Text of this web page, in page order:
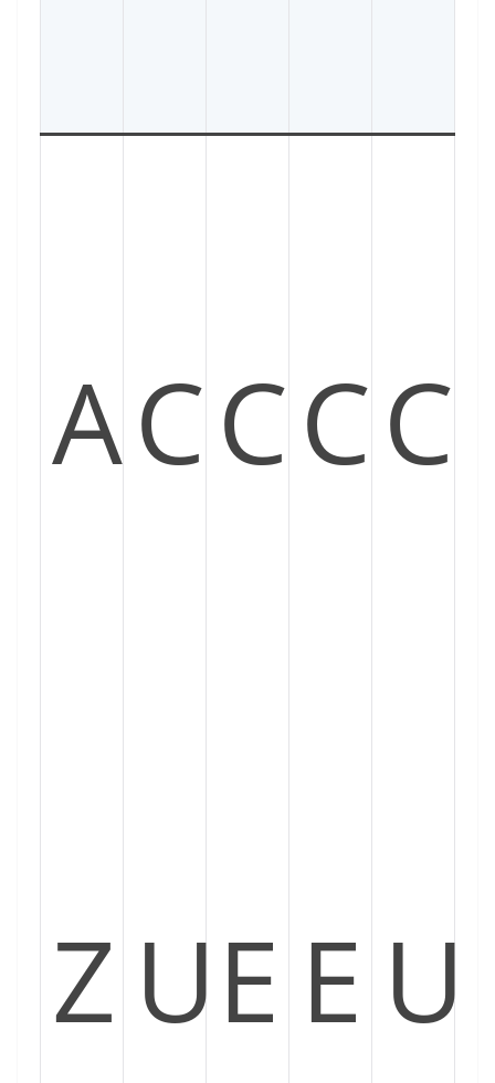
A
Z
C
U
C
E
C
E
C
U